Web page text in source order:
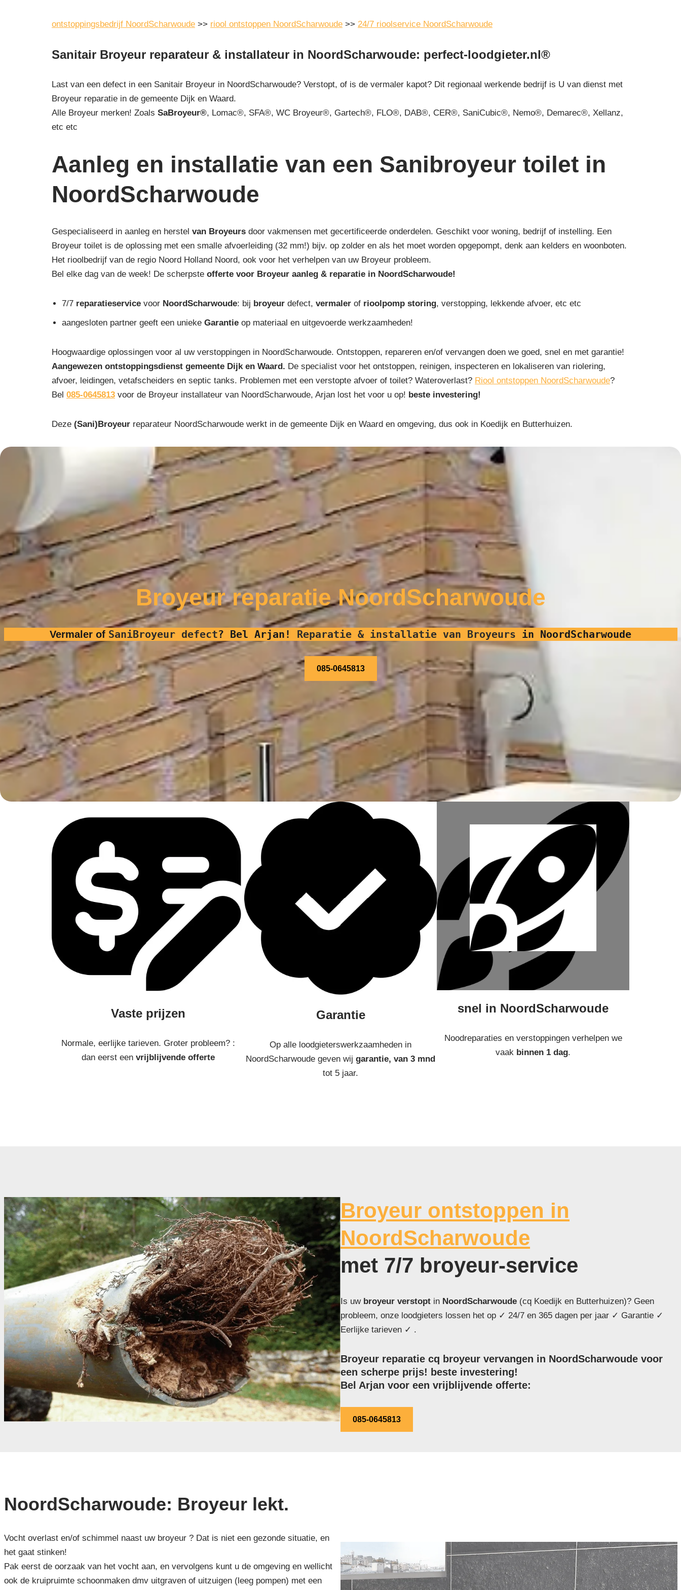
ontstoppingsbedrijf NoordScharwoude >> riool ontstoppen NoordScharwoude >> 24/7 rioolservice NoordScharwoude
Sanitair Broyeur reparateur & installateur in NoordScharwoude: perfect-loodgieter.nl®
Last van een defect in een Sanitair Broyeur in NoordScharwoude? Verstopt, of is de vermaler kapot? Dit regionaal werkende bedrijf is U van dienst met
Broyeur reparatie in de gemeente Dijk en Waard.
Alle Broyeur merken! Zoals SaBroyeur®, Lomac®, SFA®, WC Broyeur®, Gartech®, FLO®, DAB®, CER®, SaniCubic®, Nemo®, Demarec®, Xellanz,
etc etc
Aanleg en installatie van een Sanibroyeur toilet in
NoordScharwoude
Gespecialiseerd in aanleg en herstel van Broyeurs door vakmensen met gecertificeerde onderdelen. Geschikt voor woning, bedrijf of instelling. Een
Broyeur toilet is de oplossing met een smalle afvoerleiding (32 mm!) bijv. op zolder en als het moet worden opgepompt, denk aan kelders en woonboten.
Het rioolbedrijf van de regio Noord Holland Noord, ook voor het verhelpen van uw Broyeur probleem.
Bel elke dag van de week! De scherpste offerte voor Broyeur aanleg & reparatie in NoordScharwoude!
7/7 reparatieservice voor NoordScharwoude: bij broyeur defect, vermaler of rioolpomp storing, verstopping, lekkende afvoer, etc etc
aangesloten partner geeft een unieke Garantie op materiaal en uitgevoerde werkzaamheden!
Hoogwaardige oplossingen voor al uw verstoppingen in NoordScharwoude. Ontstoppen, repareren en/of vervangen doen we goed, snel en met garantie!
Aangewezen ontstoppingsdienst gemeente Dijk en Waard. De specialist voor het ontstoppen, reinigen, inspecteren en lokaliseren van riolering,
afvoer, leidingen, vetafscheiders en septic tanks. Problemen met een verstopte afvoer of toilet? Wateroverlast? Riool ontstoppen NoordScharwoude?
Bel 085-0645813 voor de Broyeur installateur van NoordScharwoude, Arjan lost het voor u op! beste investering!
Deze (Sani)Broyeur reparateur NoordScharwoude werkt in de gemeente Dijk en Waard en omgeving, dus ook in Koedijk en Butterhuizen.
Broyeur reparatie NoordScharwoude
Vermaler of SaniBroyeur defect? Bel Arjan! Reparatie & installatie van Broyeurs in NoordScharwoude
085-0645813
Vaste prijzen
Normale, eerlijke tarieven. Groter probleem? :
dan eerst een vrijblijvende offerte
Garantie
Op alle loodgieterswerkzaamheden in
NoordScharwoude geven wij garantie, van 3 mnd
tot 5 jaar.
snel in NoordScharwoude
Noodreparaties en verstoppingen verhelpen we
vaak binnen 1 dag.
Broyeur ontstoppen in
NoordScharwoude
met 7/7 broyeur-service
Is uwbroyeur verstopt in NoordScharwoude (cq Koedijk en Butterhuizen)? Geen
probleem, onze loodgieters lossen het op ✓ 24/7 en 365 dagen per jaar ✓ Garantie ✓
Eerlijke tarieven ✓ .
Broyeur reparatie cq broyeur vervangen in NoordScharwoude voor
een scherpe prijs! beste investering!
Bel Arjan voor een vrijblijvende offerte:
085-0645813
NoordScharwoude: Broyeur lekt.
Vocht overlast en/of schimmel naast uw broyeur ? Dat is niet een gezonde situatie, en
het gaat stinken!
Pak eerst de oorzaak van het vocht aan, en vervolgens kunt u de omgeving en wellicht
ook de kruipruimte schoonmaken dmv uitgraven of uitzuigen (leeg pompen) met een